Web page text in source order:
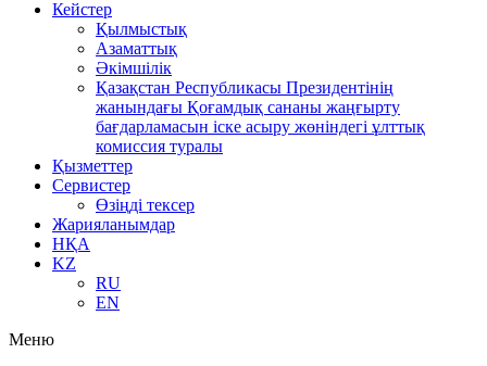
Кейстер
Қылмыстық
Азаматтық
Әкімшілік
Қазақстан Республикасы Президентінің
жанындағы Қоғамдық сананы жаңғырту
бағдарламасын іске асыру жөніндегі ұлттық
комиссия туралы
Қызметтер
Сервистер
Өзіңді тексер
Жарияланымдар
НҚА
KZ
RU
EN
Меню